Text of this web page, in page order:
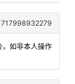
717998932279
，如非本人操作